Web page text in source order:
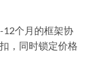
12个月的框架协
，同时锁定价格